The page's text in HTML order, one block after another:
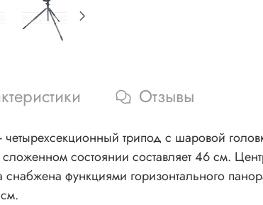
Отзывы
четырехсекционный трипод с шаровой
состоянии составляет 46 см.
снабжена функциями горизонтального